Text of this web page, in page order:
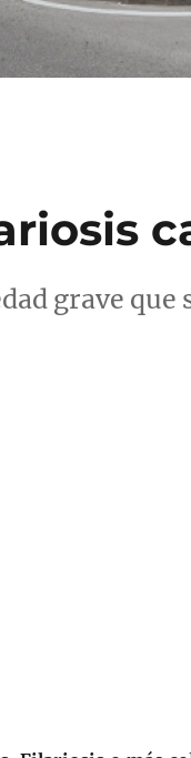
grave que